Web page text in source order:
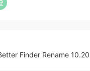
Finder Rename 10.20